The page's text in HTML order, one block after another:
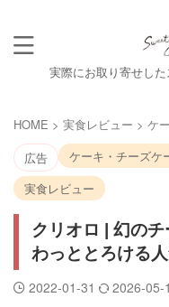
実際にお取り寄せし
HOME > 実食レビュー > ケ
広告
ケーキ・チーズケ
実食レビュー
クリオロ | 幻の
わっととろける
2022-01-31 2026-05-